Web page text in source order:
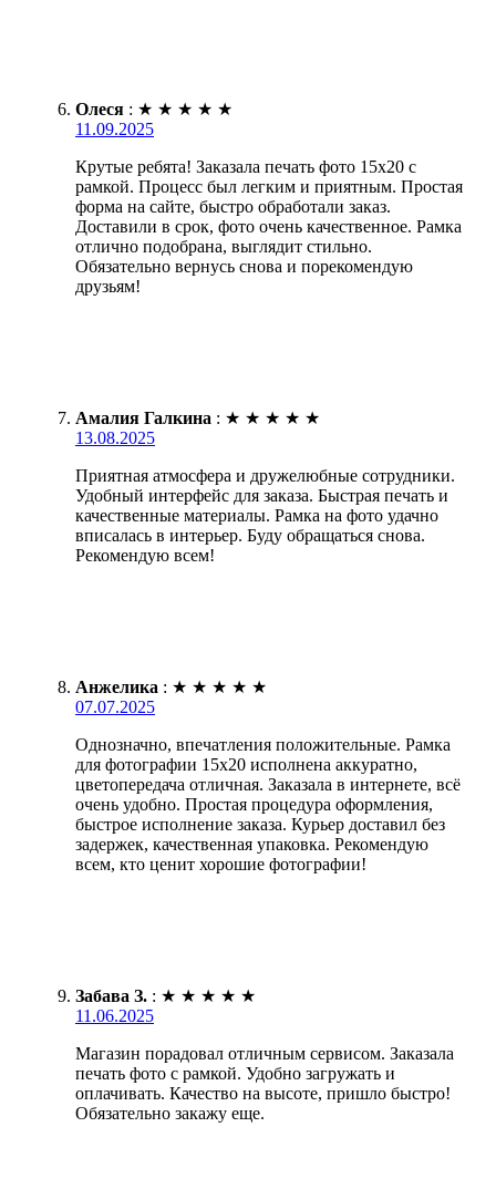
Олеся : ★ ★ ★ ★ ★
11.09.2025
Крутые ребята! Заказала печать фото 15х20 с
рамкой. Процесс был легким и приятным. Простая
форма на сайте, быстро обработали заказ.
Доставили в срок, фото очень качественное. Рамка
отлично подобрана, выглядит стильно.
Обязательно вернусь снова и порекомендую
друзьям!
Амалия Галкина : ★ ★ ★ ★ ★
13.08.2025
Приятная атмосфера и дружелюбные сотрудники.
Удобный интерфейс для заказа. Быстрая печать и
качественные материалы. Рамка на фото удачно
вписалась в интерьер. Буду обращаться снова.
Рекомендую всем!
Анжелика : ★ ★ ★ ★ ★
07.07.2025
Однозначно, впечатления положительные. Рамка
для фотографии 15х20 исполнена аккуратно,
цветопередача отличная. Заказала в интернете, всё
очень удобно. Простая процедура оформления,
быстрое исполнение заказа. Курьер доставил без
задержек, качественная упаковка. Рекомендую
всем, кто ценит хорошие фотографии!
Забава З. : ★ ★ ★ ★ ★
11.06.2025
Магазин порадовал отличным сервисом. Заказала
печать фото с рамкой. Удобно загружать и
оплачивать. Качество на высоте, пришло быстро!
Обязательно закажу еще.